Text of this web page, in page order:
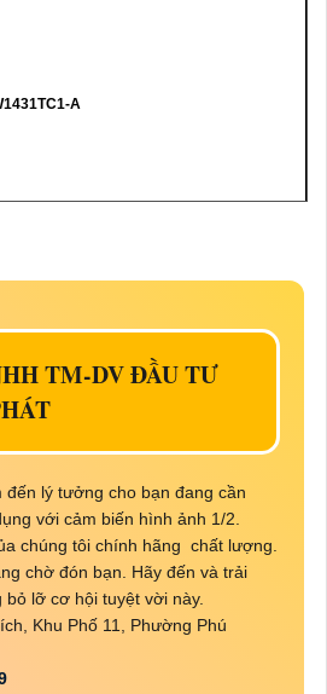
A
TM-DV ĐẦU TƯ
đến lý tưởng cho bạn đang cần
với cảm biến hình ảnh 1/2.
chúng tôi chính hãng chất lượng.
chờ đón bạn. Hãy đến và trải
bỏ lỡ cơ hội tuyệt vời này.
Khu Phố 11, Phường Phú